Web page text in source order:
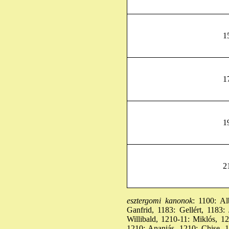
esztergomi kanonok: 1100:
Ganfrid, 1183: Gellért, 1183:
Willibald, 1210-11: Miklós,